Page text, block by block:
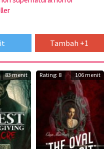
Tambah +1
83 menit Rating: 8 106 menit